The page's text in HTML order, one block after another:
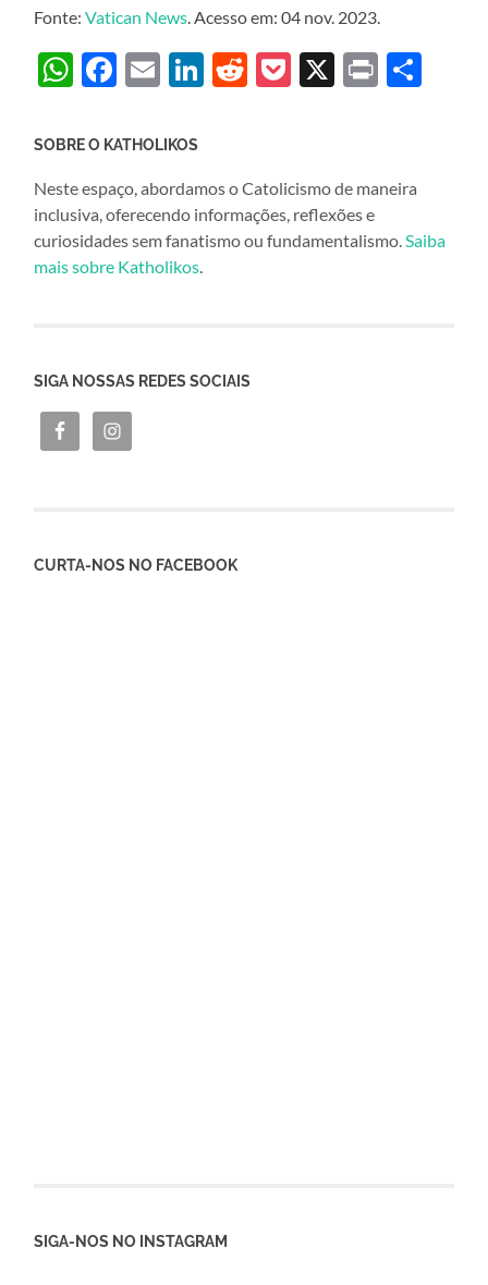
Fonte:Vatican News. Acesso em: 04 nov. 2023.
WhatsApp
Facebook
EmailLinkedIn
Reddit
Pocket
X Print
SOBRE O KATHOLIKOS
Neste espaço, abordamos o Catolicismo de maneira
inclusiva, oferecendo informações, reflexões e
curiosidades sem fanatismo ou fundamentalismo.Saiba
mais sobre Katholikos.
SIGA NOSSAS REDES SOCIAIS
CURTA-NOS NO FACEBOOK
SIGA-NOS NO INSTAGRAM